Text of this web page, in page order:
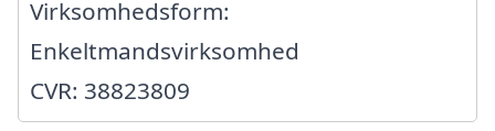
Virksomhedsform:
Enkeltmandsvirksomhed
CVR: 38823809